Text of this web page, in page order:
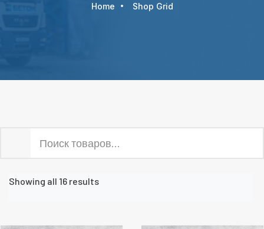
Home Shop Grid
Showing all 16 results